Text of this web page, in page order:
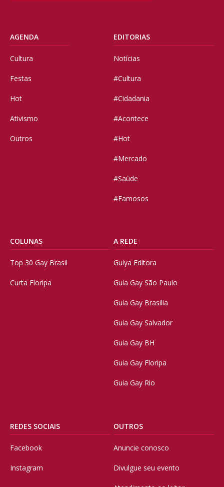
AGENDA
Cultura
Festas
Hot
Ativismo
Outros
EDITORIAS
Notícias
#Cultura
#Cidadania
#Acontece
#Hot
#Mercado
#Saúde
#Famosos
COLUNAS
Top 30 Gay Brasil
Curta Floripa
A REDE
Guiya Editora
Guia Gay São Paulo
Guia Gay Brasilia
Guia Gay Salvador
Guia Gay BH
Guia Gay Floripa
Guia Gay Rio
REDES SOCIAIS
Facebook
Instagram
OUTROS
Anuncie conosco
Divulgue seu evento